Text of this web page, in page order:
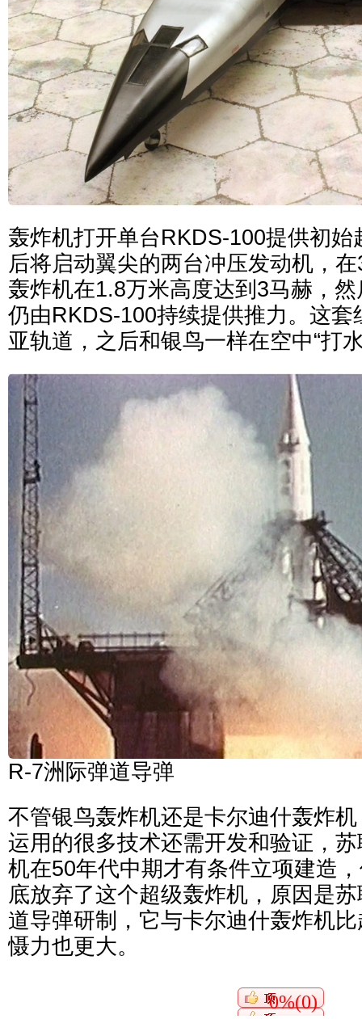
轰炸机打开单台RKDS-100提供初
后将启动翼尖的两台冲压发动机，
轰炸机在1.8万米高度达到3马赫，
仍由RKDS-100持续提供推力。这套
亚轨道，之后和银鸟一样在空中“打
R-7洲际弹道导弹
不管银鸟轰炸机还是卡尔迪什轰炸
运用的很多技术还需开发和验证，
机在50年代中期才有条件立项建造
底放弃了这个超级轰炸机，原因是
道导弹研制，它与卡尔迪什轰炸机
慑力也更大。
0%(0)